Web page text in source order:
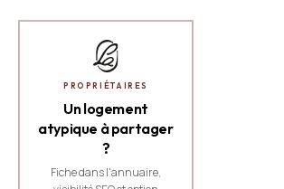
PROPRIÉTAIRES
Un logement
atypique à partager
?
Fiche dans l'annuaire,